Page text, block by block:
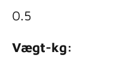
0.5
Vægt-kg: